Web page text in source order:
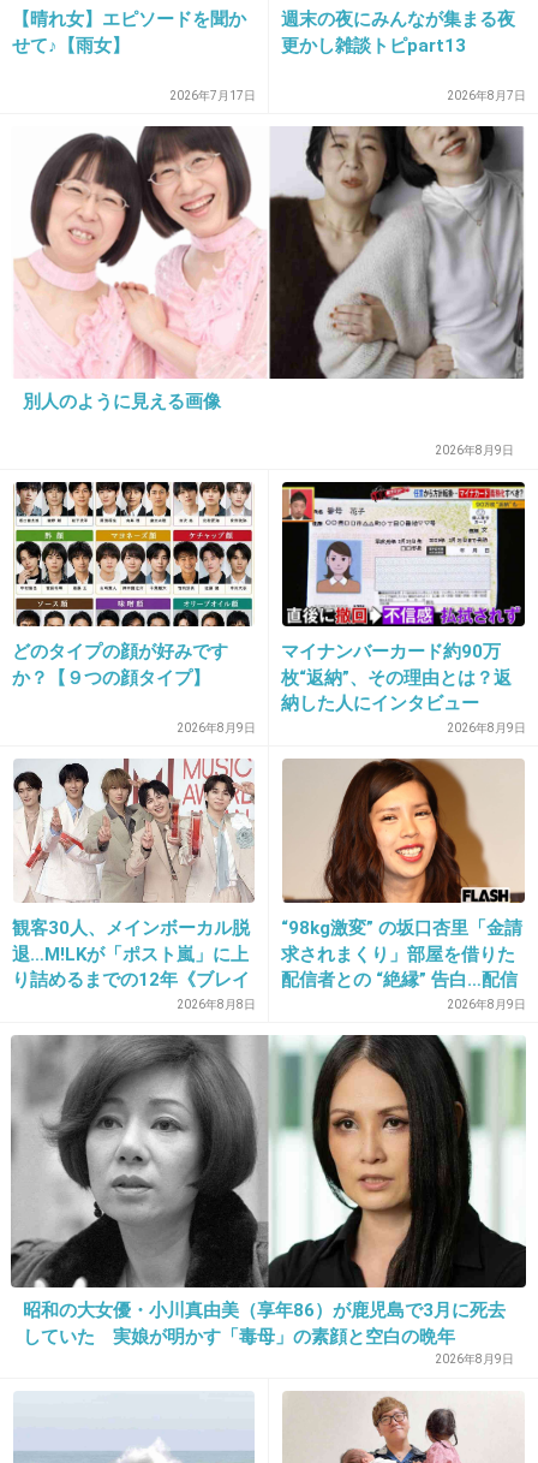
+50 -0
偏見かな？ 長崎県の人、気性激しいのかな？ 私としては、驚いた事件多い
と思う。
+16 -63
20. 匿名 2013/10/18(金) 19:28:16
拳銃の入手経路が気になる。
21. 匿名2013/10/18(金) 19:29:27
長崎でこんな事が…。ショックです…。
+34 -1
小学生女児が、同級生を切りつける事件も確か長崎県。
+10
23. 匿名 2013/10/18(金) 19:30:18
墓地は早すぎるだろ…
出典：comps.canstockphoto.com
2013/10/18(金) 19:30:41
事件の背後にすごいドラマが隠されてるのかも
+40 -0
ホントに自殺？
【晴れ女】エピソードを聞か
せて♪【雨女】
2026年7月17日
週末の夜にみんなが集まる夜
更かし雑談トピpart13
2026年8月7日
別人のように見える画像
2026年8月9日
どのタイプの顔が好みです
か？【９つの顔タイプ】
2026年8月9日
マイナンバーカード約90万
枚“返納”、その理由とは？返
納した人にインタビュー
2026年8月9日
観客30人、メインボーカル脱
退…M!LKが「ポスト嵐」に上
り詰めるまでの12年《ブレイ
2026年8月8日
“98kg激変” の坂口杏里「金請
求されまくり」部屋を借りた
配信者との “絶縁” 告白…配信
者側は「逃げられた」荷物放
置に怒り心頭
2026年8月9日
昭和の大女優・小川真由美（享年86）が鹿児島で3月に死去
していた 実娘が明かす「毒母」の素顔と空白の晩年
2026年8月9日